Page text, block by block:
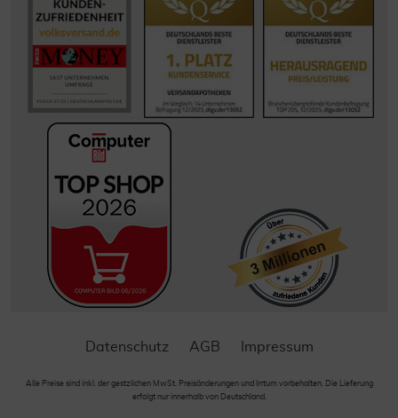
Datenschutz AGB Impressum
Alle Preise sind inkl. der gestzlichen MwSt. Preisänderungen und Irrtum vorbehalten. Die Lieferung
erfolgt nur innerhalb von Deutschland.